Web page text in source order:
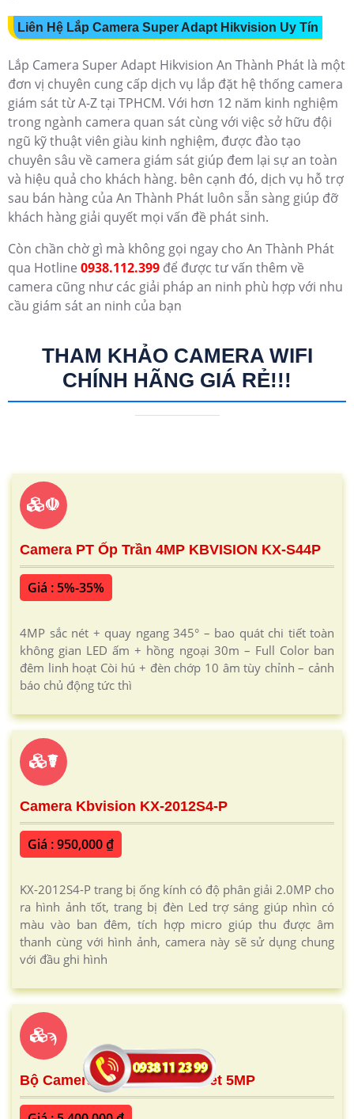
Liên Hệ Lắp Camera Super Adapt Hikvision Uy Tín
Lắp Camera Super Adapt Hikvision An Thành Phát là một
đơn vị chuyên cung cấp dịch vụ lắp đặt hệ thống camera
giám sát từ A-Z tại TPHCM. Với hơn 12 năm kinh nghiệm
trong ngành camera quan sát cùng với việc sở hữu đội
ngũ kỹ thuật viên giàu kinh nghiệm, được đào tạo
chuyên sâu về camera giám sát giúp đem lại sự an toàn
và hiệu quả cho khách hàng. bên cạnh đó, dịch vụ hỗ trợ
sau bán hàng của An Thành Phát luôn sẵn sàng giúp đỡ
khách hàng giải quyết mọi vấn đề phát sinh.
Còn chần chờ gì mà không gọi ngay cho An Thành Phát
qua Hotline 0938.112.399 để được tư vấn thêm về
camera cũng như các giải pháp an ninh phù hợp với nhu
cầu giám sát an ninh của bạn
THAM KHẢO CAMERA WIFI
CHÍNH HÃNG GIÁ RẺ!!!
☫
Camera PT Ốp Trần 4MP KBVISION KX-S44P
Giá : 5%-35%
4MP sắc nét + quay ngang 345° – bao quát chi tiết toàn
không gian LED ấm + hồng ngoại 30m – Full Color ban
đêm linh hoạt Còi hú + đèn chớp 10 âm tùy chỉnh – cảnh
báo chủ động tức thì
☤
Camera Kbvision KX-2012S4-P
Giá : 950,000 ₫
KX-2012S4-P trang bị ống kính có độ phân giải 2.0MP cho
ra hình ảnh tốt, trang bị đèn Led trợ sáng giúp nhìn có
màu vào ban đêm, tích hợp micro giúp thu được âm
thanh cùng với hình ảnh, camera này sẽ sử dụng chung
với đầu ghi hình
ϡ
Bộ Camera IP WiFi Quay Quét 5MP